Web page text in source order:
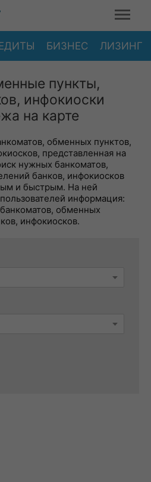
БИЗНЕС ЛИЗИНГ
пункты,
инфокиоски
на карте
обменных пунктов,
представленная на
нужных банкоматов,
банков, инфокиосков
и быстрым. На ней
информация:
обменных
инфокиосков.